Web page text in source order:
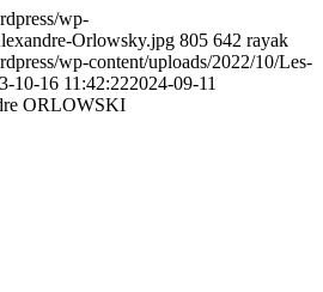
wp-
Orlowsky.jpg 805 642 rayak
wp-content/uploads/2022/10/Les-
10-16 11:42:222024-09-11
ORLOWSKI